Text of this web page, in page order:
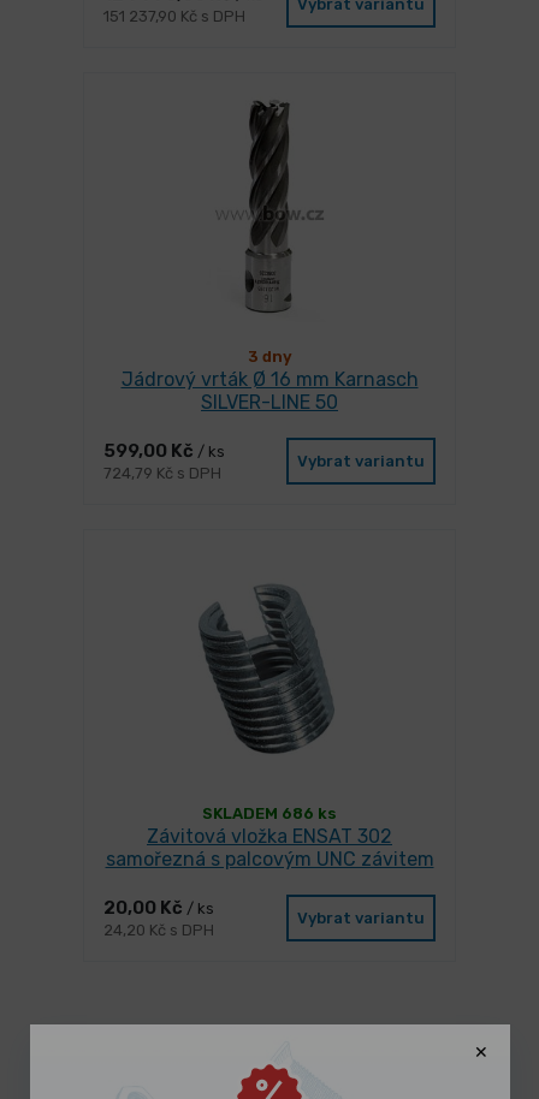
151 237,90 Kč s DPH
Vybrat variantu
3 dny
Jádrový vrták Ø 16 mm Karnasch
SILVER-LINE 50
599,00 Kč / ks
724,79 Kč s DPH
Vybrat variantu
SKLADEM 686 ks
Závitová vložka ENSAT 302
samořezná s palcovým UNC závitem
20,00 Kč / ks
24,20 Kč s DPH
Vybrat variantu
Mohlo by se Vám líbit